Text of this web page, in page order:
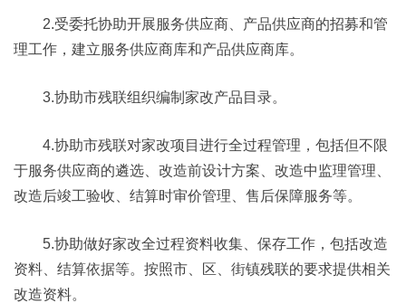
2.受委托协助开展服务供应商、产品供应商的招募和管
理工作，建立服务供应商库和产品供应商库。
3.协助市残联组织编制家改产品目录。
4.协助市残联对家改项目进行全过程管理，包括但不限
于服务供应商的遴选、改造前设计方案、改造中监理管理、
改造后竣工验收、结算时审价管理、售后保障服务等。
5.协助做好家改全过程资料收集、保存工作，包括改造
资料、结算依据等。按照市、区、街镇残联的要求提供相关
改造资料。